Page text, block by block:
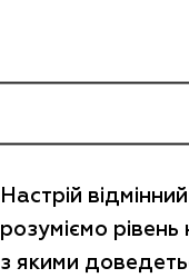
Настрій
розуміємо
з якими